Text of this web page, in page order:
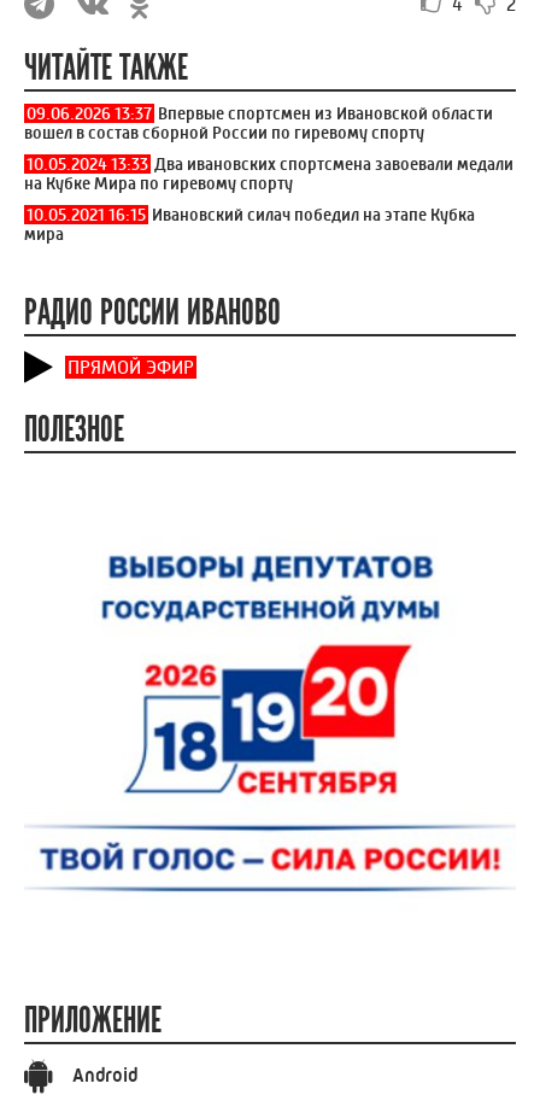
4 2
ЧИТАЙТЕ ТАКЖЕ
09.06.2026 13:37 Впервые спортсмен из Ивановской области
вошел в состав сборной России по гиревому спорту
10.05.2024 13:33 Два ивановских спортсмена завоевали медали
на Кубке Мира по гиревому спорту
10.05.2021 16:15 Ивановский силач победил на этапе Кубка
мира
РАДИО РОССИИ ИВАНОВО
ПРЯМОЙ ЭФИР
ПОЛЕЗНОЕ
ПРИЛОЖЕНИЕ
Android